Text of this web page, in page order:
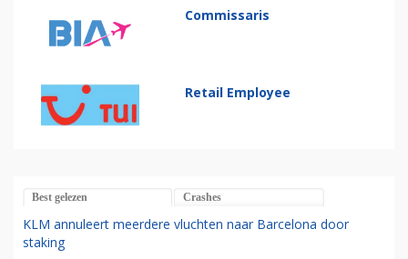
Commissaris
Retail Employee
Best gelezen Crashes
KLM annuleert meerdere vluchten naar Barcelona door
staking